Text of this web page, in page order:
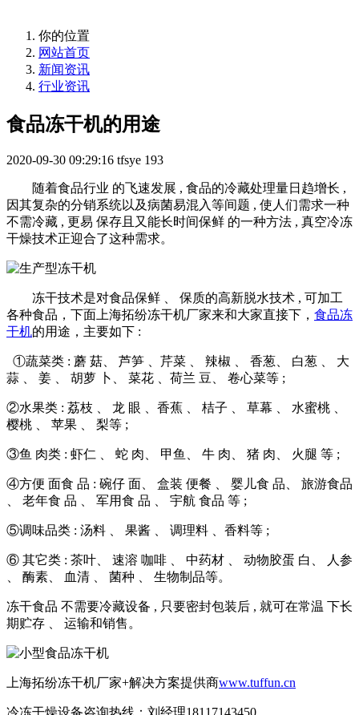
你的位置
网站首页
新闻资讯
行业资讯
食品冻干机的用途
2020-09-30 09:29:16 tfsye 193
随着食品行业 的飞速发展 , 食品的冷藏处理量日趋增长 ,
因其复杂的分销系统以及病菌易混入等间题 , 使人们需求一种
不需冷藏 , 更易 保存且又能长时间保鲜 的一种方法 , 真空冷冻
干燥技术正迎合了这种需求。
冻干技术是对食品保鲜 、 保质的高新脱水技术 , 可加工
各种食品，下面上海拓纷冻干机厂家来和大家直接下， 食品冻
干机的用途，主要如下 :
①蔬菜类 : 蘑 菇、 芦笋 、芹菜 、 辣椒 、 香葱、 白葱 、 大
蒜 、 姜 、 胡萝 卜、 菜花 、荷兰 豆、 卷心菜等 ;
②水果类 : 荔枝 、 龙 眼 、香蕉 、 桔子 、 草幕 、 水蜜桃 、
樱桃 、 苹果 、 梨等 ;
③鱼 肉类 : 虾仁 、 蛇 肉、 甲鱼、 牛 肉、 猪 肉、 火腿 等 ;
④方便 面食 品 : 碗仔 面、 盒装 便餐 、 婴儿食 品、 旅游食品
、 老年食 品 、 军用食 品 、 宇航 食品 等 ;
⑤调味品类 : 汤料 、 果酱 、 调理料 、香料等 ;
⑥ 其它类 : 茶叶、 速溶 咖啡 、 中药材 、 动物胶蛋 白、 人参
、 酶素、 血清 、 菌种 、 生物制品等。
冻干食品 不需要冷藏设备 , 只要密封包装后 , 就可在常温 下长
期贮存 、 运输和销售。
上海拓纷冻干机厂家+解决方案提供商www.tuffun.cn
冷冻干燥设备咨询热线：刘经理18117143450